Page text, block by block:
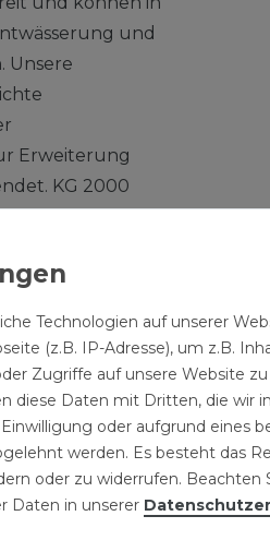
und
Unsere
Erweiterung
KG 2000
für die
zur
eingesetzt
Werkstoff
Das neue
Schutz vor
ins
Technologien auf unserer
(z.B. IP-Adresse), um z.B.
Zugriffe auf unsere Website
diese Daten mit Dritten, die wir
oder aufgrund eines
werden. Es besteht das
oder zu widerrufen. Beachten
Daten in unserer